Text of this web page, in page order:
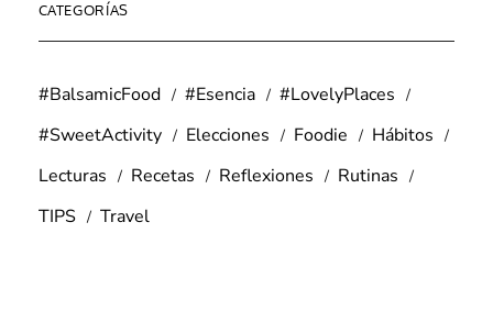
CATEGORÍAS
#BalsamicFood #Esencia
#LovelyPlaces
#SweetActivity
Elecciones Foodie
Hábitos
Lecturas
Recetas Reflexiones
Rutinas
TIPS
Travel